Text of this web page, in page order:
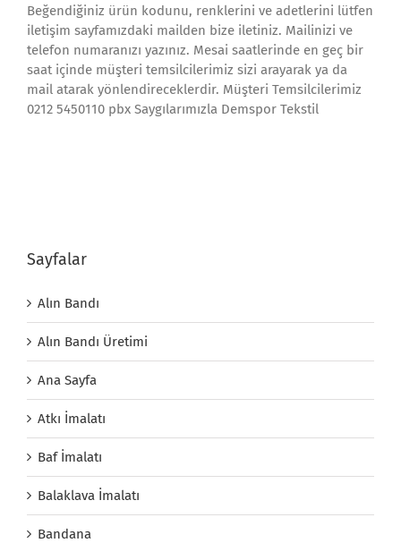
Beğendiğiniz ürün kodunu, renklerini ve adetlerini lütfen
iletişim sayfamızdaki mailden bize iletiniz. Mailinizi ve
telefon numaranızı yazınız. Mesai saatlerinde en geç bir
saat içinde müşteri temsilcilerimiz sizi arayarak ya da
mail atarak yönlendireceklerdir. Müşteri Temsilcilerimiz
0212 5450110 pbx Saygılarımızla Demspor Tekstil
Sayfalar
Alın Bandı
Alın Bandı Üretimi
Ana Sayfa
Atkı İmalatı
Baf İmalatı
Balaklava İmalatı
Bandana